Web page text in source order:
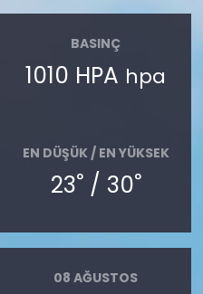
BASINÇ
1010 HPA hpa
EN DÜŞÜK / EN YÜKSEK
23°/ 30°
08 AĞUSTOS